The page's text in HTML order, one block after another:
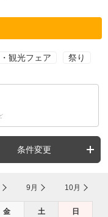
観光フェア 祭り
条件変更
9月 10月
金 土 日